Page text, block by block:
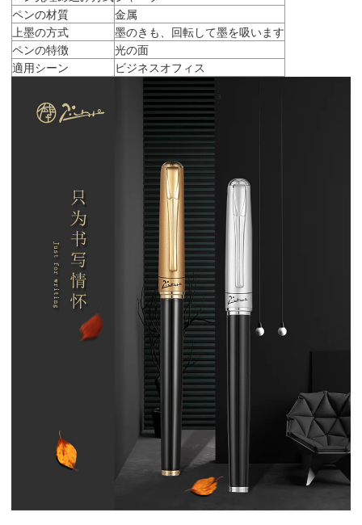
ペンの材質
金属
上墨の方式
墨のきも、回転して墨を吸います
ペンの特徴
光の面
適用シーン
ビジネスオフィス